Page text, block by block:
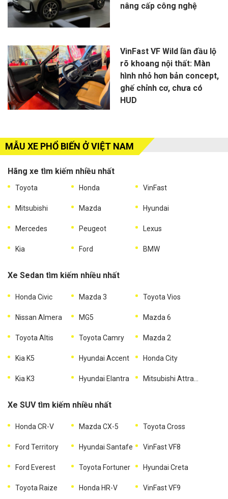
nâng cấp công nghệ
VinFast VF Wild lần đầu lộ
rõ khoang nội thất: Màn
hình nhỏ hơn bản concept,
ghế chỉnh cơ, chưa có
HUD
MẪU XE PHỔ BIẾN Ở VIỆT NAM
Hãng xe tìm kiếm nhiều nhất
Toyota Honda VinFast
Mitsubishi Mazda Hyundai
Mercedes Peugeot Lexus
Kia Ford BMW
Xe Sedan tìm kiếm nhiều nhất
Honda Civic Mazda 3 Toyota Vios
Nissan Almera MG5 Mazda 6
Toyota Altis Toyota Camry Mazda 2
Kia K5 Hyundai Accent Honda City
Kia K3 Hyundai Elantra
Xe SUV tìm kiếm nhiều nhất
Honda CR-V Mazda CX-5 Toyota Cross
Ford Territory Hyundai Santafe VinFast VF8
Ford Everest Toyota Fortuner Hyundai Creta
Toyota Raize Honda HR-V VinFast VF9